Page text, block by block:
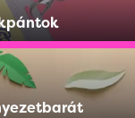
strapabíró
fogó készlettel